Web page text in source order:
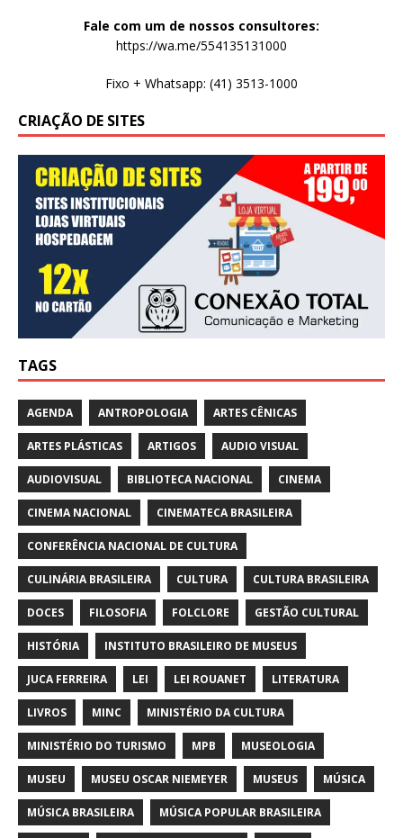
Fale com um de nossos consultores:
https://wa.me/554135131000
Fixo + Whatsapp: (41) 3513-1000
CRIAÇÃO DE SITES
TAGS
AGENDA ANTROPOLOGIA ARTES CÊNICAS
ARTES PLÁSTICAS ARTIGOS AUDIO VISUAL
AUDIOVISUAL BIBLIOTECA NACIONAL CINEMA
CINEMA NACIONAL CINEMATECA BRASILEIRA
CONFERÊNCIA NACIONAL DE CULTURA
CULINÁRIA BRASILEIRA CULTURA CULTURA BRASILEIRA
DOCES FILOSOFIA FOLCLORE GESTÃO CULTURAL
HISTÓRIA INSTITUTO BRASILEIRO DE MUSEUS
JUCA FERREIRA LEI LEI ROUANET LITERATURA
LIVROS MINC MINISTÉRIO DA CULTURA
MINISTÉRIO DO TURISMO MPB MUSEOLOGIA
MUSEU MUSEU OSCAR NIEMEYER MUSEUS MÚSICA
MÚSICA BRASILEIRA MÚSICA POPULAR BRASILEIRA